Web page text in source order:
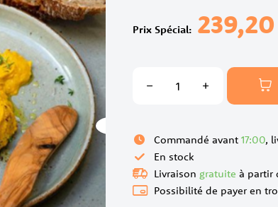
Prix Spécial 239,20
Commandé avant 17:00,
En stock
Livraison gratuite à partir
Possibilité de payer en